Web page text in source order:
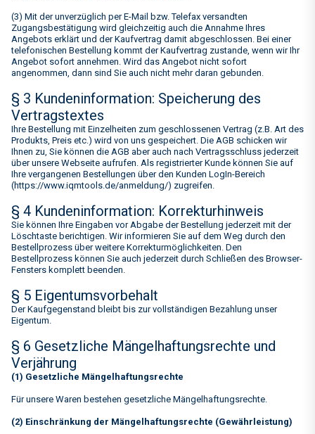
(3) Mit der unverzüglich per E-Mail bzw. Telefax versandten
Zugangsbestätigung wird gleichzeitig auch die Annahme Ihres
Angebots erklärt und der Kaufvertrag damit abgeschlossen. Bei einer
telefonischen Bestellung kommt der Kaufvertrag zustande, wenn wir Ihr
Angebot sofort annehmen. Wird das Angebot nicht sofort
angenommen, dann sind Sie auch nicht mehr daran gebunden.
§ 3 Kundeninformation: Speicherung des
Vertragstextes
Ihre Bestellung mit Einzelheiten zum geschlossenen Vertrag (z.B. Art des
Produkts, Preis etc.) wird von uns gespeichert. Die AGB schicken wir
Ihnen zu, Sie können die AGB aber auch nach Vertragsschluss jederzeit
über unsere Webseite aufrufen. Als registrierter Kunde können Sie auf
Ihre vergangenen Bestellungen über den Kunden LogIn-Bereich
(https://www.iqmtools.de/anmeldung/) zugreifen.
§ 4 Kundeninformation: Korrekturhinweis
Sie können Ihre Eingaben vor Abgabe der Bestellung jederzeit mit der
Löschtaste berichtigen. Wir informieren Sie auf dem Weg durch den
Bestellprozess über weitere Korrekturmöglichkeiten. Den
Bestellprozess können Sie auch jederzeit durch Schließen des Browser-
Fensters komplett beenden.
§ 5 Eigentumsvorbehalt
Der Kaufgegenstand bleibt bis zur vollständigen Bezahlung unser
Eigentum.
§ 6 Gesetzliche Mängelhaftungsrechte und
Verjährung
(1) Gesetzliche Mängelhaftungsrechte
Für unsere Waren bestehen gesetzliche Mängelhaftungsrechte.
(2) Einschränkung der Mängelhaftungsrechte (Gewährleistung)